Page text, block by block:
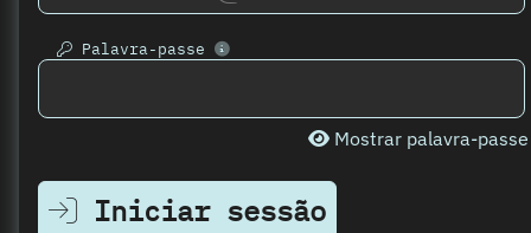
Palavra-passe
Mostrar palavra-passe
Iniciar sessão